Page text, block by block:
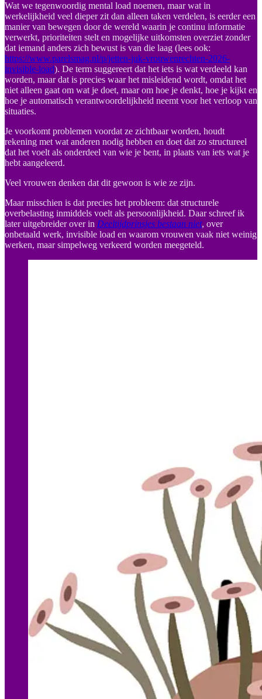
Wat we tegenwoordig mental load noemen, maar wat in
werkelijkheid veel dieper zit dan alleen taken verdelen, is eerder een
manier van bewegen door de wereld waarin je continu informatie
verwerkt, prioriteiten stelt en mogelijke uitkomsten overziet zonder
dat iemand anders zich bewust is van die laag (lees ook:
https://www.parelsmag.nl/p/jetten-juk-vrouwenrechten-2026-
invisible-load). De term suggereert dat het iets is wat verdeeld kan
worden, maar dat is precies waar het misleidend wordt, omdat het
niet alleen gaat om wat je doet, maar om hoe je denkt, hoe je kijkt en
hoe je automatisch verantwoordelijkheid neemt voor het verloop van
situaties.
Je voorkomt problemen voordat ze zichtbaar worden, houdt
rekening met wat anderen nodig hebben en doet dat zo structureel
dat het voelt als onderdeel van wie je bent, in plaats van iets wat je
hebt aangeleerd.
Veel vrouwen denken dat dit gewoon is wie ze zijn.
Maar misschien is dat precies het probleem: dat structurele
overbelasting inmiddels voelt als persoonlijkheid. Daar schreef ik
later uitgebreider over in Deeltijdprinsjes bestaan niet, over
onbetaald werk, invisible load en waarom vrouwen vaak niet weinig
werken, maar simpelweg verkeerd worden meegeteld.